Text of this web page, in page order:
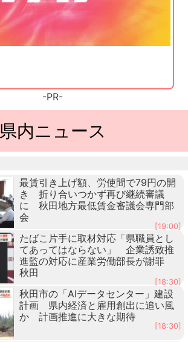
-PR-
県内ニュース
最賃引き上げ額、労使間で79円の開
き 折り合いつかず再び継続審議
に 秋田地方最低賃金審議会専門部
会
[19:00]
たばこ片手に取材対応「県職員とし
てあってはならない」 企業誘致推
進監の対応に産業労働部長が謝罪
秋田
[18:30]
秋田市の「AIデータセンター」建設
計画 県内経済と雇用創出に追い風
か 計画推進に大きな期待
[18:30]